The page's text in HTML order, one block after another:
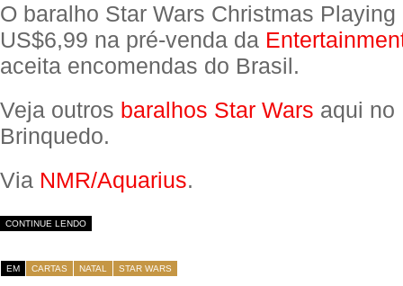
O baralho Star Wars Christmas
US$6,99 na pré-venda da
aceita encomendas do Brasil.
Veja outros baralhos Star Wars aqui no
Brinquedo.
Via NMR/Aquarius.
CONTINUE LENDO
EM CARTAS NATAL STAR WARS